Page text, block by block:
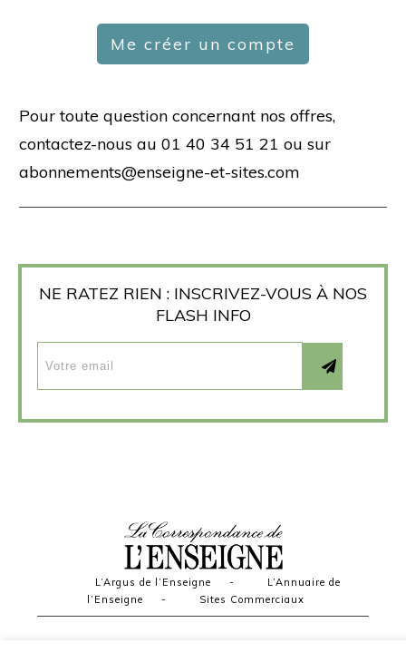
Me créer un compte
Pour toute question concernant nos offres,
contactez-nous au 01 40 34 51 21 ou sur
abonnements@enseigne-et-sites.com
NE RATEZ RIEN : INSCRIVEZ-VOUS À NOS
FLASH INFO
L’Argus de l’Enseigne -
L’Annuaire de
l’Enseigne
- Sites Commerciaux